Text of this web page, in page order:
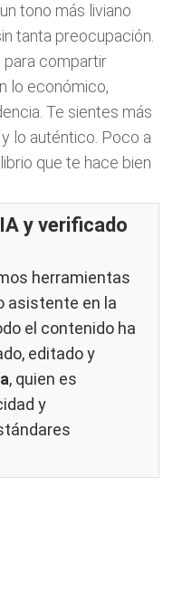
tono más liviano
tanta preocupación.
para compartir
lo económico,
Te sientes más
lo auténtico. Poco a
que te hace bien
y verificado
herramientas
asistente en la
el contenido ha
editado y
, quien es
y